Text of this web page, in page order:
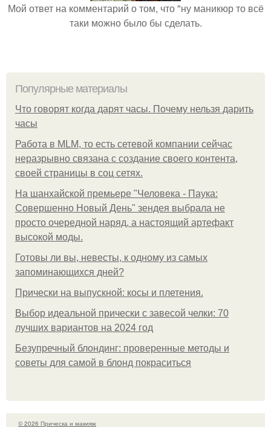
Мой ответ на комментарий о том, что "ну маникюр то всё
таки можно было бы сделать.
Популярные материалы
Что говорят когда дарят часы. Почему нельзя дарить
часы
Работа в MLM, то есть сетевой компании сейчас
неразрывно связана с создание своего контента,
своей страницы в соц сетях.
На шанхайской премьере "Человека - Паука:
Совершенно Новый День" зендея выбрала не
просто очередной наряд, а настоящий артефакт
высокой моды.
Готовы ли вы, невесты, к одному из самых
запоминающихся дней?
Прически на выпускной: косы и плетения.
Выбор идеальной прически с завесой челки: 70
лучших вариантов на 2024 год
Безупречный блондинг: проверенные методы и
советы для самой в блонд покраситься
© 2026 Прическа и макияж